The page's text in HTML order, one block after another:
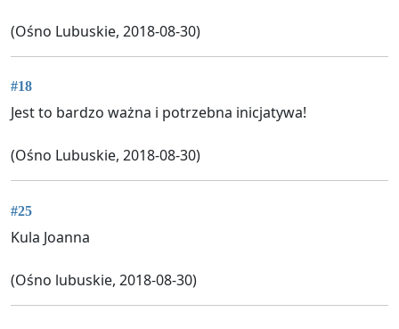
(Ośno Lubuskie, 2018-08-30)
#18
Jest to bardzo ważna i potrzebna inicjatywa!
(Ośno Lubuskie, 2018-08-30)
#25
Kula Joanna
(Ośno lubuskie, 2018-08-30)